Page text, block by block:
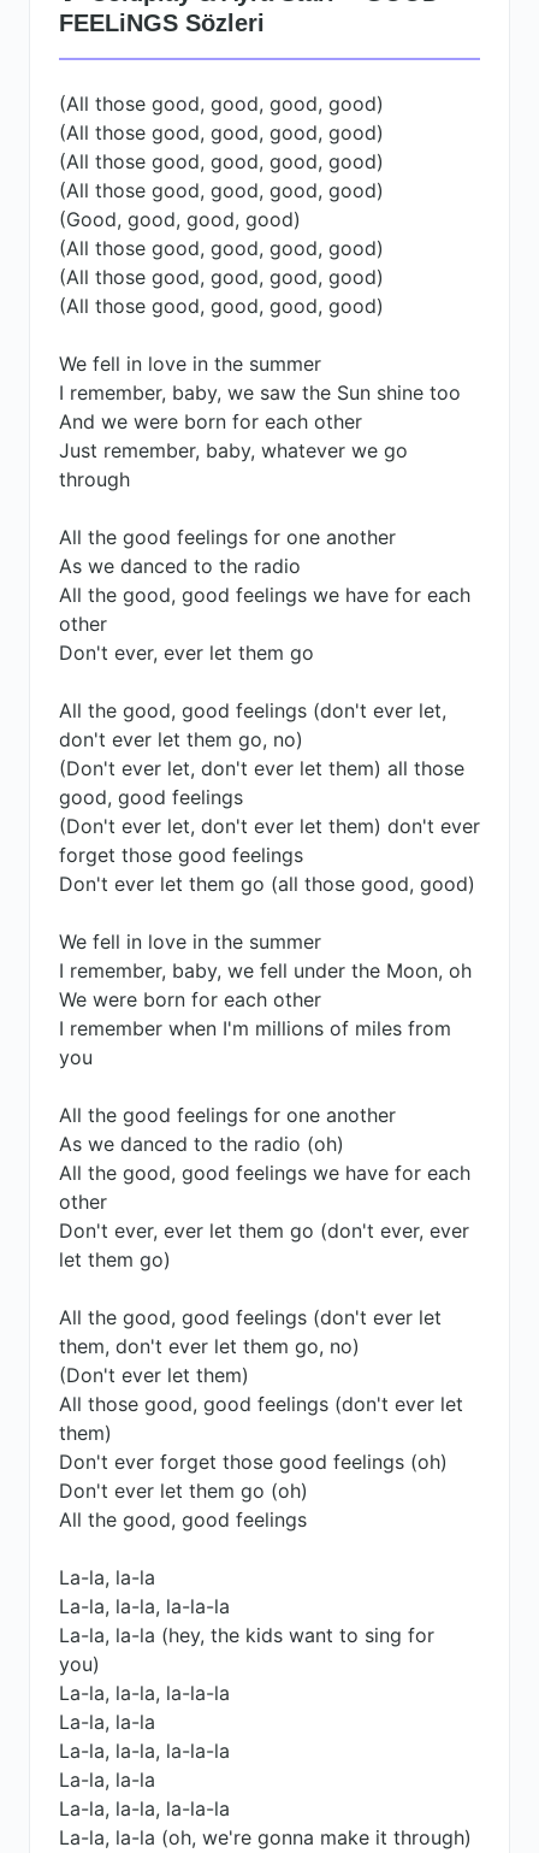
FEELiNGS Sözleri
(All those good, good, good, good)
(All those good, good, good, good)
(All those good, good, good, good)
(All those good, good, good, good)
(Good, good, good, good)
(All those good, good, good, good)
(All those good, good, good, good)
(All those good, good, good, good)
We fell in love in the summer
I remember, baby, we saw the Sun shine too
And we were born for each other
Just remember, baby, whatever we go
through
All the good feelings for one another
As we danced to the radio
All the good, good feelings we have for each
other
Don't ever, ever let them go
All the good, good feelings (don't ever let,
don't ever let them go, no)
(Don't ever let, don't ever let them) all those
good, good feelings
(Don't ever let, don't ever let them) don't ever
forget those good feelings
Don't ever let them go (all those good, good)
We fell in love in the summer
I remember, baby, we fell under the Moon, oh
We were born for each other
I remember when I'm millions of miles from
you
All the good feelings for one another
As we danced to the radio (oh)
All the good, good feelings we have for each
other
Don't ever, ever let them go (don't ever, ever
let them go)
All the good, good feelings (don't ever let
them, don't ever let them go, no)
(Don't ever let them)
All those good, good feelings (don't ever let
them)
Don't ever forget those good feelings (oh)
Don't ever let them go (oh)
All the good, good feelings
La-la, la-la
La-la, la-la, la-la-la
La-la, la-la (hey, the kids want to sing for
you)
La-la, la-la, la-la-la
La-la, la-la
La-la, la-la, la-la-la
La-la, la-la
La-la, la-la, la-la-la
La-la, la-la (oh, we're gonna make it through)